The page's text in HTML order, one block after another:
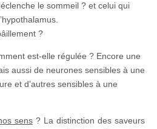
le sommeil ? et celui qui
?
est-elle régulée ? Encore une
aussi de neurones sensibles à une
et d’autres sensibles à une
sens ? La distinction des saveurs